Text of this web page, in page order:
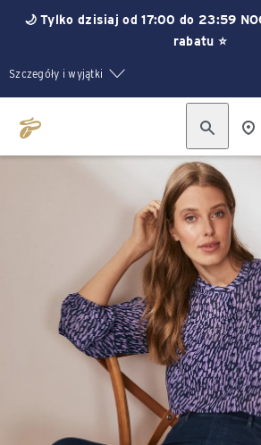
🌙 Tylko dzisiaj od 17:00 do 23:59
rabatu ⭐
Szczegóły i wyjątki